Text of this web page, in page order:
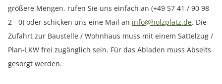
größere Mengen, rufen Sie uns einfach an (+49 57 41 / 90 98
2 - 0) oder schicken uns eine Mail an info@holzplatz.de. Die
Zufahrt zur Baustelle / Wohnhaus muss mit einem Sattelzug /
Plan-LKW frei zugänglich sein. Für das Abladen muss Abseits
gesorgt werden.